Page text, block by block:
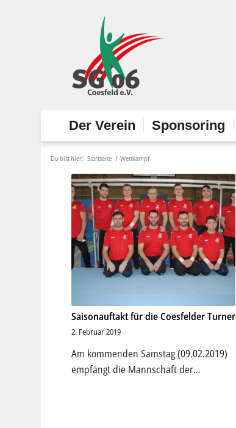
Der Verein Sponsoring
Du bist hier: Startseite / Wettkampf
Saisonauftakt für die Coesfelder Turner
2. Februar 2019
Am kommenden Samstag (09.02.2019)
empfängt die Mannschaft der…